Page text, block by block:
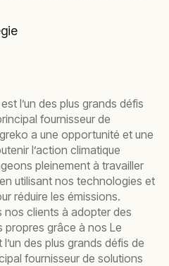
l’un des plus grands défis
fournisseur de
a une opportunité et une
l’action climatique
pleinement à travailler
utilisant nos technologies et
réduire les émissions.
nos clients à adopter des
propres grâce à nos Le
des plus grands défis de
fournisseur de solutions